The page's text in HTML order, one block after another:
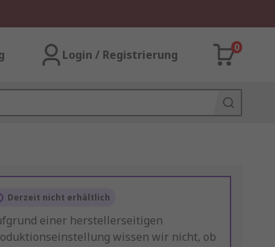
Login / Registrierung
0
Derzeit nicht erhältlich
einer herstellerseitigen
wissen wir nicht, ob